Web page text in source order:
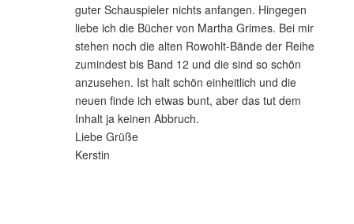
guter Schauspieler nichts anfangen. Hingegen
liebe ich die Bücher von Martha Grimes. Bei mir
stehen noch die alten Rowohlt-Bände der Reihe
zumindest bis Band 12 und die sind so schön
anzusehen. Ist halt schön einheitlich und die
neuen finde ich etwas bunt, aber das tut dem
Inhalt ja keinen Abbruch.
Liebe Grüße
Kerstin